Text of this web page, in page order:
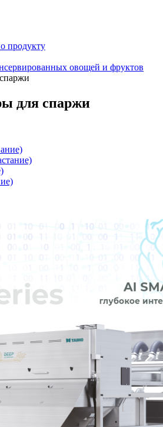
продукту
овощей и фруктов
для спаржи